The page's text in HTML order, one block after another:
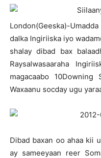
London(Geeska)-
dalka Ingiriiska iyo
shalay dibad bax
Raysalwasaaraha
magacaabo
Waxaanu socday ugu
Dibad baxan oo ahaa kii
ay sameeyaan reer